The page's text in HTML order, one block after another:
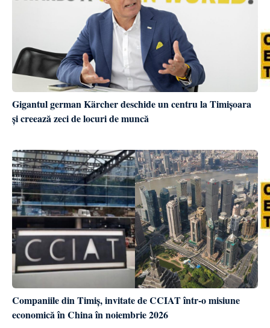
Gigantul german Kärcher deschide un centru la Timișoara
și creează zeci de locuri de muncă
Companiile din Timiș, invitate de CCIAT într-o misiune
economică în China în noiembrie 2026